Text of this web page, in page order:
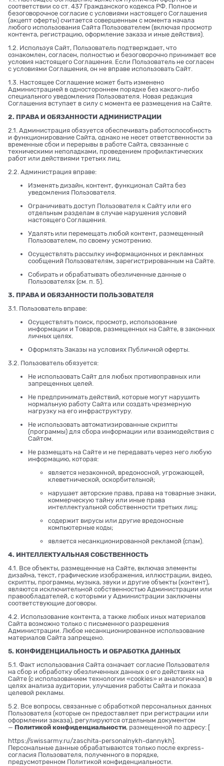
соответствии со ст. 437 Гражданского кодекса РФ. Полное и
безоговорочное согласие с условиями настоящего Соглашения
(акцепт оферты) считается совершенным с момента начала
любого использования Сайта Пользователем (включая просмотр
контента, регистрацию, оформление заказа и иные действия).
1.2. Используя Сайт, Пользователь подтверждает, что
ознакомлен, согласен, полностью и безоговорочно принимает все
условия настоящего Соглашения. Если Пользователь не согласен
с условиями Соглашения, он не вправе использовать Сайт.
1.3. Настоящее Соглашение может быть изменено
Администрацией в одностороннем порядке без какого-либо
специального уведомления Пользователя. Новая редакция
Соглашения вступает в силу с момента ее размещения на Сайте.
2. ПРАВА И ОБЯЗАННОСТИ АДМИНИСТРАЦИИ
2.1. Администрация обязуется обеспечивать работоспособность
и функционирование Сайта, однако не несет ответственности за
временные сбои и перерывы в работе Сайта, связанные с
техническими неполадками, проведением профилактических
работ или действиями третьих лиц.
2.2. Администрация вправе:
Изменять дизайн, контент, функционал Сайта без
уведомления Пользователя.
Ограничивать доступ Пользователя к Сайту или его
отдельным разделам в случае нарушения условий
настоящего Соглашения.
Удалять или перемещать любой контент, размещенный
Пользователем, по своему усмотрению.
Осуществлять рассылку информационных и рекламных
сообщений Пользователям, зарегистрированным на Сайте.
Собирать и обрабатывать обезличенные данные о
Пользователях (см. п. 5).
3. ПРАВА И ОБЯЗАННОСТИ ПОЛЬЗОВАТЕЛЯ
3.1. Пользователь вправе:
Осуществлять поиск, просмотр, использование
информации и Товаров, размещенных на Сайте, в законных
личных целях.
Оформлять Заказы на условиях Публичной оферты.
3.2. Пользователь обязуется:
Не использовать Сайт для любых противоправных или
запрещенных целей.
Не предпринимать действий, которые могут нарушить
нормальную работу Сайта или создать чрезмерную
нагрузку на его инфраструктуру.
Не использовать автоматизированные скрипты
(программы) для сбора информации или взаимодействия с
Сайтом.
Не размещать на Сайте и не передавать через него любую
информацию, которая:
является незаконной, вредоносной, угрожающей,
клеветнической, оскорбительной;
нарушает авторские права, права на товарные знаки,
коммерческую тайну или иные права
интеллектуальной собственности третьих лиц;
содержит вирусы или другие вредоносные
компьютерные коды;
является несанкционированной рекламой (спам).
4. ИНТЕЛЛЕКТУАЛЬНАЯ СОБСТВЕННОСТЬ
4.1. Все объекты, размещенные на Сайте, включая элементы
дизайна, текст, графические изображения, иллюстрации, видео,
скрипты, программы, музыка, звуки и другие объекты (контент),
являются исключительной собственностью Администрации или
правообладателей, с которыми у Администрации заключены
соответствующие договоры.
4.2. Использование контента, а также любых иных материалов
Сайта возможно только с письменного разрешения
Администрации. Любое несанкционированное использование
материалов Сайта запрещено.
5. КОНФИДЕНЦИАЛЬНОСТЬ И ОБРАБОТКА ДАННЫХ
5.1. Факт использования Сайта означает согласие Пользователя
на сбор и обработку обезличенных данных о его действиях на
Сайте (с использованием технологии «cookies» и аналогичных) в
целях анализа аудитории, улучшения работы Сайта и показа
целевой рекламы.
5.2. Все вопросы, связанные с обработкой персональных данных
Пользователя (которые он предоставляет при регистрации или
оформлении заказа), регулируются отдельным документом
— Политикой конфиденциальности, размещенной по адресу: [
https://swissarmy.ru/zaschita-personalnykh-dannykh].
Персональные данные обрабатываются только после express-
согласия Пользователя, полученного в порядке,
предусмотренном Политикой конфиденциальности.